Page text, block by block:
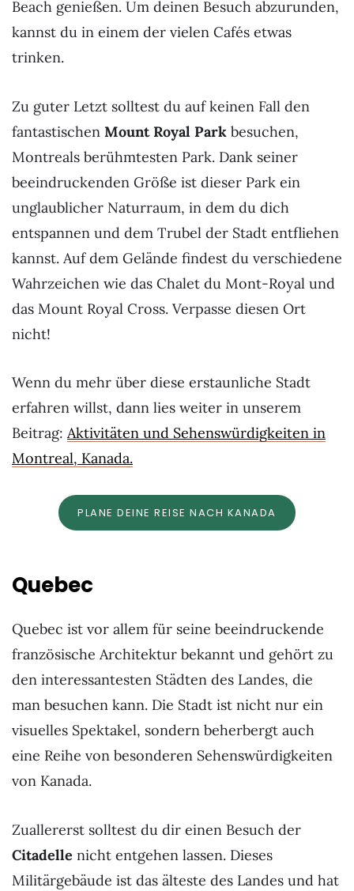
Beach genießen. Um deinen Besuch abzurunden,
kannst du in einem der vielen Cafés etwas
trinken.
Zu guter Letzt solltest du auf keinen Fall den
fantastischen Mount Royal Park besuchen,
Montreals berühmtesten Park. Dank seiner
beeindruckenden Größe ist dieser Park ein
unglaublicher Naturraum, in dem du dich
entspannen und dem Trubel der Stadt entfliehen
kannst. Auf dem Gelände findest du verschiedene
Wahrzeichen wie das Chalet du Mont-Royal und
das Mount Royal Cross. Verpasse diesen Ort
nicht!
Wenn du mehr über diese erstaunliche Stadt
erfahren willst, dann lies weiter in unserem
Beitrag: Aktivitäten und Sehenswürdigkeiten in
Montreal, Kanada.
PLANE DEINE REISE NACH KANADA
Quebec
Quebec ist vor allem für seine beeindruckende
französische Architektur bekannt und gehört zu
den interessantesten Städten des Landes, die
man besuchen kann. Die Stadt ist nicht nur ein
visuelles Spektakel, sondern beherbergt auch
eine Reihe von besonderen Sehenswürdigkeiten
von Kanada.
Zuallererst solltest du dir einen Besuch der
Citadelle nicht entgehen lassen. Dieses
Militärgebäude ist das älteste des Landes und hat